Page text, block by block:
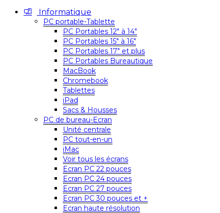
Informatique
PC portable-Tablette
PC Portables 12″ à 14″
PC Portables 15″ à 16″
PC Portables 17″ et plus
PC Portables Bureautique
MacBook
Chromebook
Tablettes
iPad
Sacs & Housses
PC de bureau-Ecran
Unité centrale
PC tout-en-un
iMac
Voir tous les écrans
Ecran PC 22 pouces
Ecran PC 24 pouces
Ecran PC 27 pouces
Ecran PC 30 pouces et +
Ecran haute résolution